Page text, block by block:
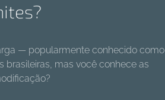
— popularmente conhecido como
brasileiras, mas você conhece as